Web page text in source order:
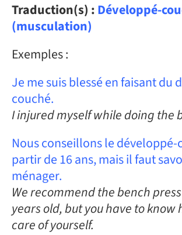
Traduction(s) :Développé-
(musculation)
Exemples :
Je me suis blessé en faisant du
couché.
I injured myself while doing the
Nous conseillons le développé-
partir de 16 ans, mais il faut
ménager.
We recommend the bench
years old, but you have to know
care of yourself.